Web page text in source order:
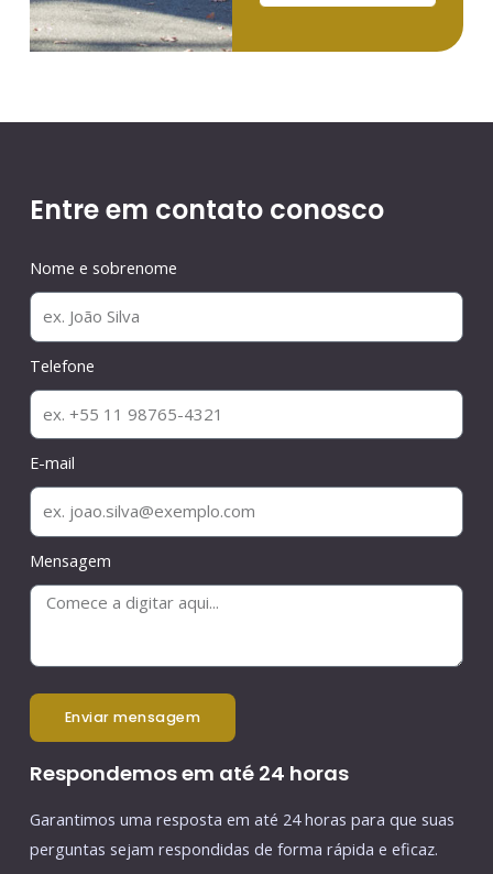
Entre em contato conosco
Nome e sobrenome
Telefone
E-mail
Mensagem
enviar mensagem
Respondemos em até 24 horas
Garantimos uma resposta em até 24 horas para que suas
perguntas sejam respondidas de forma rápida e eficaz.